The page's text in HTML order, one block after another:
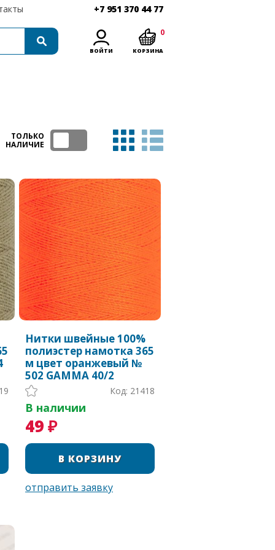
+7 951 370 44 77
ВОЙТИ КОРЗИНА
0
ТОЛЬКО
НАЛИЧИЕ
Нитки швейные 100%
полиэстер намотка 365
м цвет оранжевый №
502 GAMMA 40/2
Код: 21418
В наличии
49 ₽